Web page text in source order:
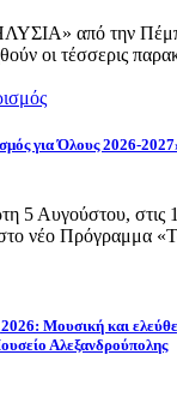
από την
οι τέσσερις
για Όλους 2026-
5 Αυγούστου, στις
στο νέο Πρόγραμμα
Μουσική και
Αλεξανδρούπολης